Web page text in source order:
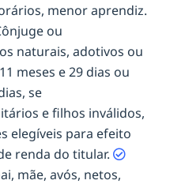
menor aprendiz.
ou
naturais, adotivos ou
meses e 29 dias ou
se
e filhos inválidos,
elegíveis para efeito
renda do titular.
mãe, avós, netos,